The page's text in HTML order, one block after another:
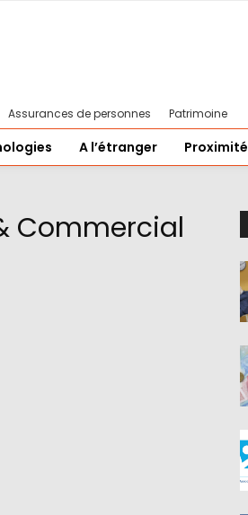
Assurances de personnes Patrimoine
A l’étranger Proximité
Commercial